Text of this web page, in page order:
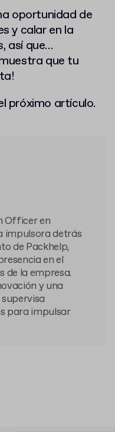
oportunidad de
y calar en la
así que…
que tu
próximo artículo.
Officer en
impulsora detrás
de Packhelp,
en el
de la empresa.
y una
para impulsar